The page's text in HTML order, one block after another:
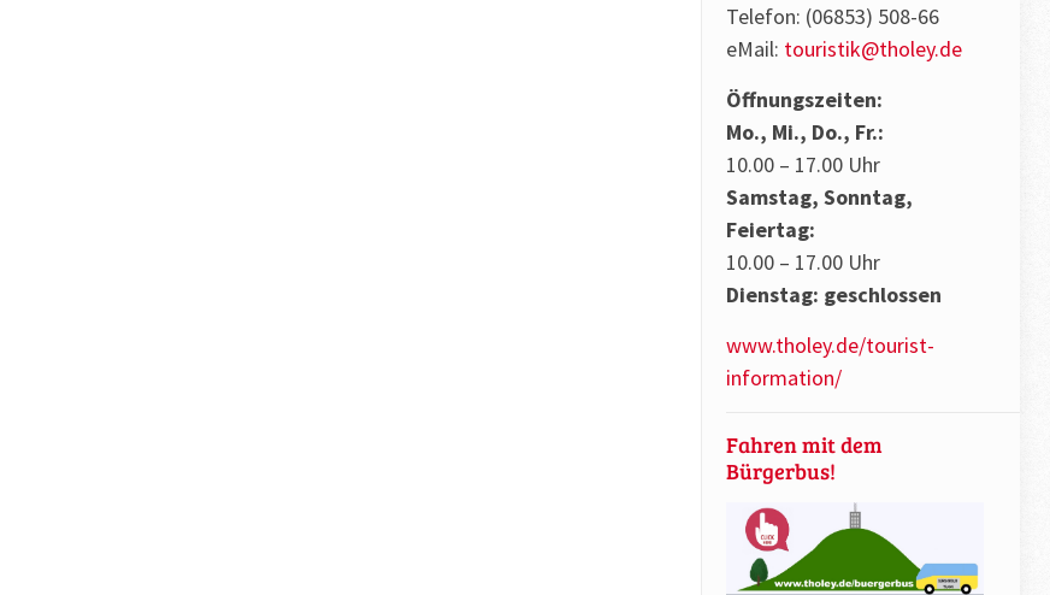
Telefon: (06853) 508-66
eMail: touristik@tholey.de
Öffnungszeiten:
Mo., Mi., Do., Fr.:
10.00 – 17.00 Uhr
Samstag, Sonntag,
Feiertag:
10.00 – 17.00 Uhr
Dienstag: geschlossen
www.tholey.de/tourist-
information/
Fahren mit dem
Bürgerbus!